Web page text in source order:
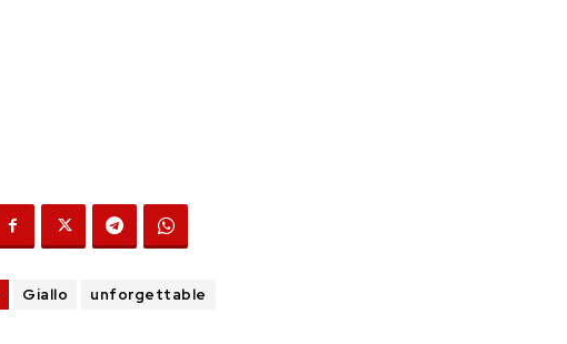
Giallo unforgettable